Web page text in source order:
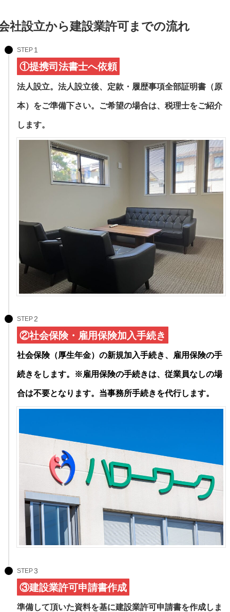
社設立から建設業許可までの流れ
STEP
①提携司法書士へ依頼
法人設立。法人設立後、定款・履歴事項全部証明書（原
本）をご準備下さい。ご希望の場合は、税理士をご紹介
します。
STEP
②社会保険・雇用保険加入手続き
社会保険（厚生年金）の新規加入手続き、雇用保険の手
続きをします。※雇用保険の手続きは、従業員なしの場
合は不要となります。当事務所手続きを代行します。
STEP
③建設業許可申請書作成
準備して頂いた資料を基に建設業許可申請書を作成しま